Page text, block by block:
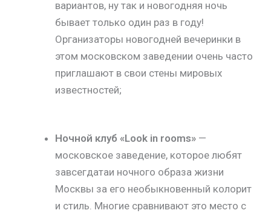
вариантов, ну так и новогодняя ночь
бывает только один раз в году!
Организаторы новогодней вечеринки в
этом московском заведении очень часто
приглашают в свои стены мировых
известностей;
Ночной клуб «Look in rooms» —
московское заведение, которое любят
завсегдатаи ночного образа жизни
Москвы за его необыкновенный колорит
и стиль. Многие сравнивают это место с